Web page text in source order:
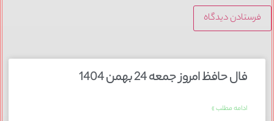
فال حافظ امروز جمعه 24 بهمن 1404
ادامه مطلب »